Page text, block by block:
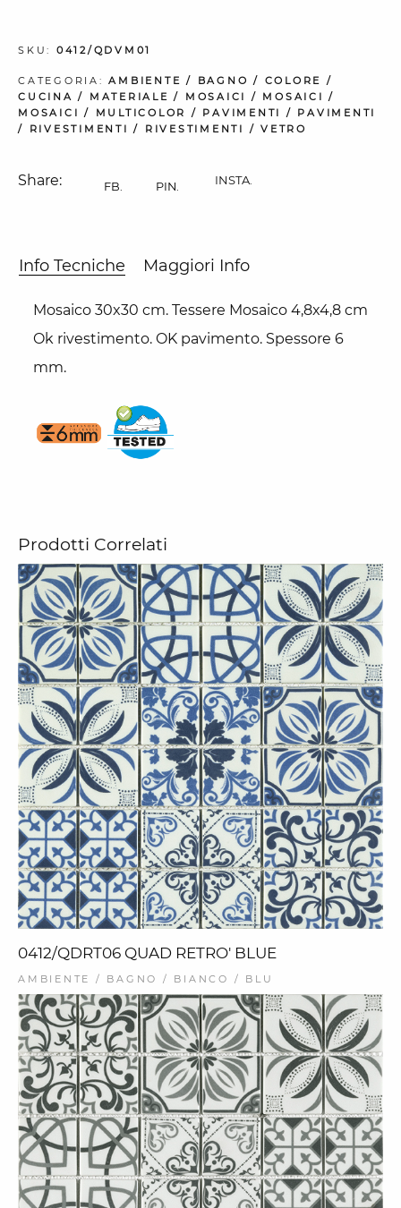
SKU: 0412/QDVM01
CATEGORIA:AMBIENTE / BAGNO / COLORE
/
CUCINA / MATERIALE / MOSAICI / MOSAICI /
MOSAICI / MULTICOLOR / PAVIMENTI / PAVIMENTI
/
RIVESTIMENTI / RIVESTIMENTI / VETRO
Share: FB. PIN. INSTA.
Info Tecniche Maggiori Info
Mosaico 30x30 cm. Tessere Mosaico 4,8x4,8 cm
Ok rivestimento. OK pavimento. Spessore 6
mm.
Prodotti Correlati
0412/QDRT06 QUAD RETRO' BLUE
AMBIENTE / BAGNO / BIANCO / BLU